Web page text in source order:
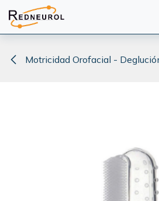
Ir al contenido
Motricidad Orofacial -